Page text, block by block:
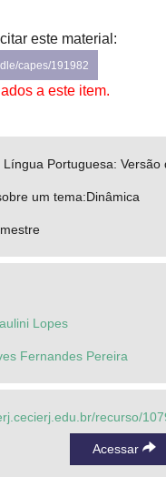
este material:
capes/191982
a este item.
Língua Portuguesa: Versão
um tema:Dinâmica
Lopes
Fernandes Pereira
recurso/
Acessar